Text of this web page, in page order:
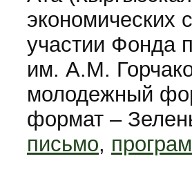
экономических
участии Фонда
им. А.М.
молодежный
формат –
письмо,